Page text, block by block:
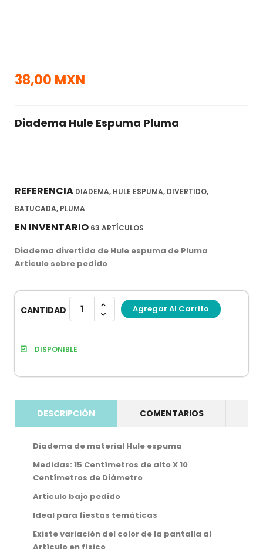
38,00 MXN
Diadema Hule Espuma Pluma
REFERENCIA DIADEMA, HULE ESPUMA, DIVERTIDO,
BATUCADA, PLUMA
EN INVENTARIO 63 ARTÍCULOS
Diadema divertida de Hule espuma de Pluma
Articulo sobre pedido
CANTIDAD Agregar Al Carrito
DISPONIBLE
DESCRIPCIÓN COMENTARIOS
Diadema de material Hule espuma
Medidas: 15 Centímetros de alto X 10
Centímetros de Diámetro
Articulo bajo pedido
Ideal para fiestas temáticas
Existe variación del color de la pantalla al
Artículo en físico